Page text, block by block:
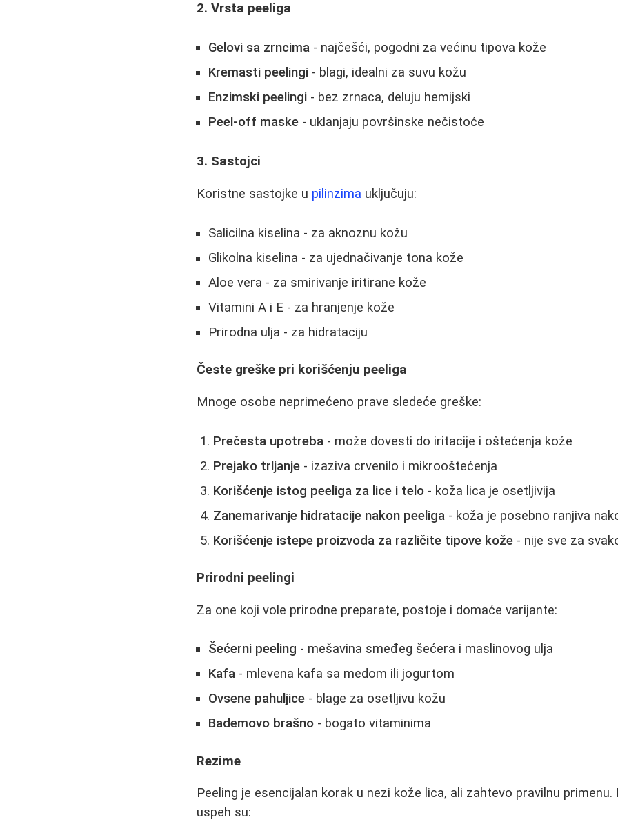
2. Vrsta peeliga
Gelovi sa zrncima - najčešći, pogodni za većinu tipova kože
Kremasti peelingi - blagi, idealni za suvu kožu
Enzimski peelingi - bez zrnaca, deluju hemijski
Peel-off maske - uklanjaju površinske nečistoće
3. Sastojci
Koristne sastojke u pilinzima uključuju:
Salicilna kiselina - za aknoznu kožu
Glikolna kiselina - za ujednačivanje tona kože
Aloe vera - za smirivanje iritirane kože
Vitamini A i E - za hranjenje kože
Prirodna ulja - za hidrataciju
Česte greške pri korišćenju peeliga
Mnoge osobe neprimećeno prave sledeće greške:
Prečesta upotreba - može dovesti do iritacije i oštećenja kože
Prejako trljanje - izaziva crvenilo i mikrooštećenja
Korišćenje istog peeliga za lice i telo - koža lica je osetljivija
Zanemarivanje hidratacije nakon peeliga - koža je posebno ranjiva
Korišćenje istepe proizvoda za različite tipove kože - nije sve za
Prirodni peelingi
Za one koji vole prirodne preparate, postoje i domaće varijante:
Šećerni peeling - mešavina smeđeg šećera i maslinovog ulja
Kafa - mlevena kafa sa medom ili jogurtom
Ovsene pahuljice - blage za osetljivu kožu
Bademovo brašno - bogato vitaminima
Rezime
Peeling je esencijalan korak u nezi kože lica, ali zahtevo pravilnu
uspeh su: